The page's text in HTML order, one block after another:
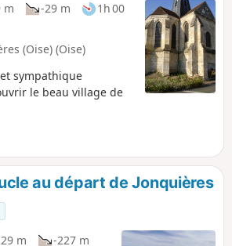
m -29 m
1h 00
(Oise) (Oise)
sympathique
le beau village de
au départ de Jonquières
m
-227 m